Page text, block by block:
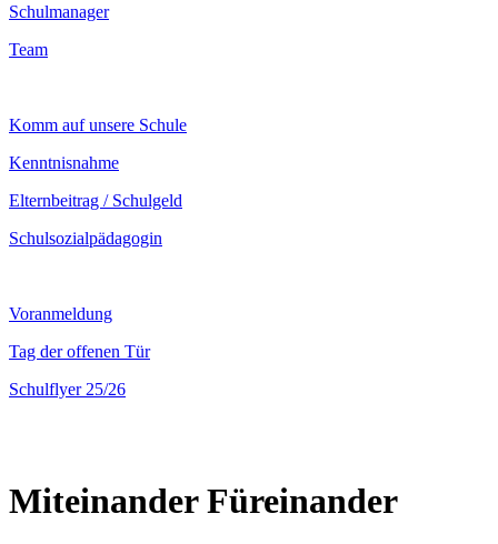
Schulmanager
Team
Komm auf unsere Schule
Kenntnisnahme
Elternbeitrag / Schulgeld
Schulsozialpädagogin
Voranmeldung
Tag der offenen Tür
Schulflyer 25/26
Miteinander Füreinander